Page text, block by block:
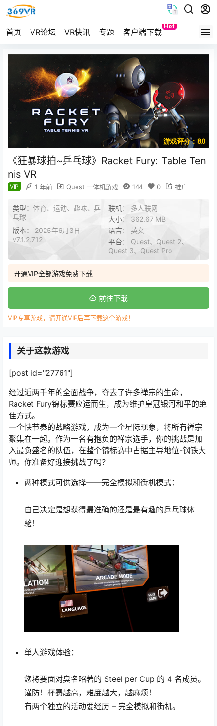
首页 VR论坛 VR快讯 专题 客户端下载
Hot
Quest
游戏评分：8.0
《狂暴球拍~乒乓球》Racket Fury: Table Ten
nis VR
VIP 1 年前 Quest 一体机游戏 144 0 推广
类型： 体育、运动、趣味、乒
乓球
联机： 多人联网
大小： 362.67 MB
版本： 2025年6月3日
v7.1.2.712
语言： 英文
平台： Quest、Quest 2、
Quest 3、Quest Pro
开通VIP全部游戏免费下载
前往下载
VIP专享游戏，请开通VIP后再下载这个游戏！
关于这款游戏
[post id="27761"]
经过近两千年的全面战争，夺去了许多禅宗的生命，
Racket Fury锦标赛应运而生，成为维护皇冠银河和平的绝
佳方式。
一个快节奏的战略游戏，成为一个星际现象，将所有禅宗
聚集在一起。作为一名有抱负的禅宗选手，你的挑战是加
入最负盛名的队伍，在整个锦标赛中占据主导地位-钢铁大
师。你准备好迎接挑战了吗？
两种模式可供选择——完全模拟和街机模式：
自己决定是想获得最准确的还是最有趣的乒乓球体
验！
单人游戏体验：
您将要面对臭名昭著的 Steel per Cup 的 4 名成员。
谨防！杯赛越高，难度越大，越麻烦！
有两个独立的活动要经历 – 完全模拟和街机。